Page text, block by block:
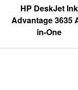
HP DeskJet Ink
Advantage 3635
in-One